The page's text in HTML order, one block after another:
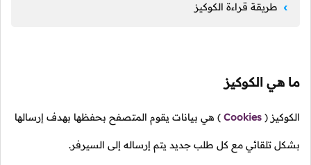
طريقة قراءة الكوكيز
ما هي الكوكيز
الكوكيز (
Cookies
) هي بيانات يقوم المتصفح بحفظها بهدف إرسالها
بشكل تلقائي مع كل طلب جديد يتم إرساله إلى السيرفر.